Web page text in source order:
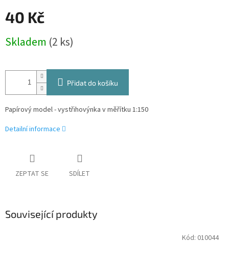
40 Kč
cena:
Skladem (2 ks)
Přidat do košíku
Papírový model - vystřihovýnka v měřítku 1:150
Detailní informace
ZEPTAT SE SDÍLET
Související produkty
Kód: 010044